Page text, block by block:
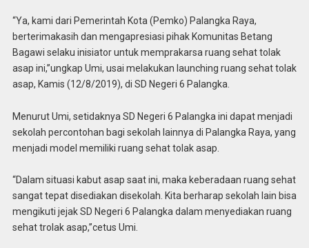
“Ya, kami dari Pemerintah Kota (Pemko) Palangka Raya,
berterimakasih dan mengapresiasi pihak Komunitas Betang
Bagawi selaku inisiator untuk memprakarsa ruang sehat tolak
asap ini,”ungkap Umi, usai melakukan launching ruang sehat tolak
asap, Kamis (12/8/2019), di SD Negeri 6 Palangka.
Menurut Umi, setidaknya SD Negeri 6 Palangka ini dapat menjadi
sekolah percontohan bagi sekolah lainnya di Palangka Raya, yang
menjadi model memiliki ruang sehat tolak asap.
“Dalam situasi kabut asap saat ini, maka keberadaan ruang sehat
sangat tepat disediakan disekolah. Kita berharap sekolah lain bisa
mengikuti jejak SD Negeri 6 Palangka dalam menyediakan ruang
sehat trolak asap,”cetus Umi.